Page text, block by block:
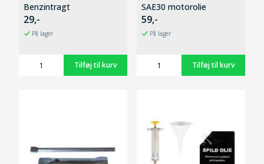
Benzintragt
29,-
På lager
SAE30 motorolie
59,-
På lager